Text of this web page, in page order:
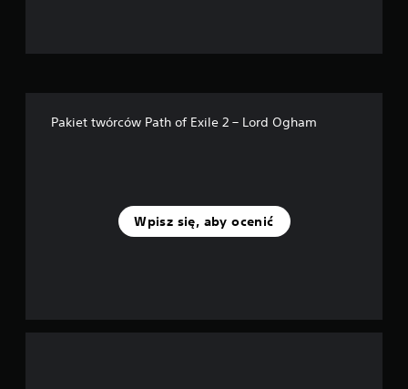
—
t
Pakiet twórców Path of Exile 2 – Lord Ogham
Wpisz się, aby ocenić